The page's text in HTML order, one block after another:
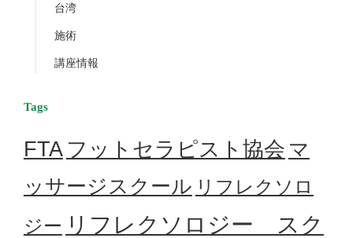
台湾
施術
講座情報
Tags
FTA フットセラピスト協会 マ
ッサージスクール リフレクソロ
ジー リフレクソロジー スク